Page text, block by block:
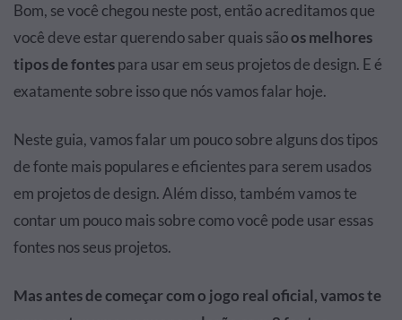
Bom, se você chegou neste post, então acreditamos que
você deve estar querendo saber quais sãoos melhores
tipos de fontespara usar em seus projetos de design. E é
exatamente sobre isso que nós vamos falar hoje.
Neste guia, vamos falar um pouco sobre alguns dos tipos
de fonte mais populares e eficientes para serem usados
em projetos de design. Além disso, também vamos te
contar um pouco mais sobre como você pode usar essas
fontes nos seus projetos.
Mas antes de começar com o jogo real oficial, vamos te